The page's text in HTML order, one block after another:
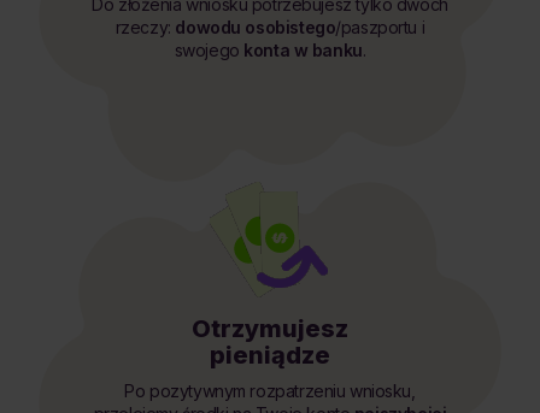
rzeczy: dowodu osobistego/paszportu i
swojego konta w banku.
Otrzymujesz
pieniądze
Po pozytywnym rozpatrzeniu wniosku,